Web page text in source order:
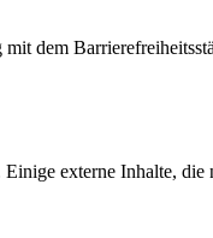
dem
externe Inhalte,